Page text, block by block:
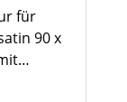
für
90 x
von